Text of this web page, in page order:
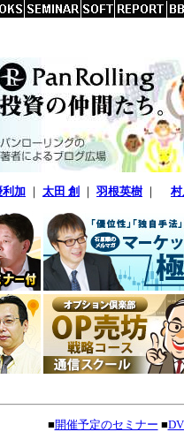
利加 ｜ 太田 創 ｜ 羽根英樹 ｜
■開催予定のセミナー ■